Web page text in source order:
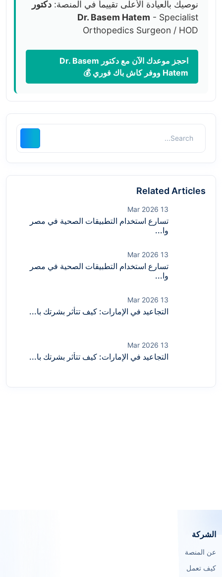
نوصيك بالعيادة الأعلى تقييماً في المنصة: دكتور
Dr. Basem Hatem - Specialist
Orthopedics Surgeon / HOD
احجز موعدك الآن مع دكتور Dr. Basem
Hatem ووفر كاش باك فوري 💰
Related Articles
13 Mar 2026
تسارع استخدام التطبيقات الصحية في مصر
وا...
13 Mar 2026
تسارع استخدام التطبيقات الصحية في مصر
وا...
13 Mar 2026
التجاعيد في الإمارات: كيف تتأثر بشرتك با...
13 Mar 2026
التجاعيد في الإمارات: كيف تتأثر بشرتك با...
الشركة
عن المنصة
كيف تعمل